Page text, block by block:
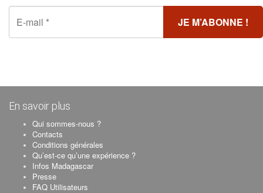
En savoir plus
Qui sommes-nous ?
Contacts
Conditions générales
Qu’est-ce qu’une expérience ?
Infos Madagascar
Presse
FAQ Utilisateurs